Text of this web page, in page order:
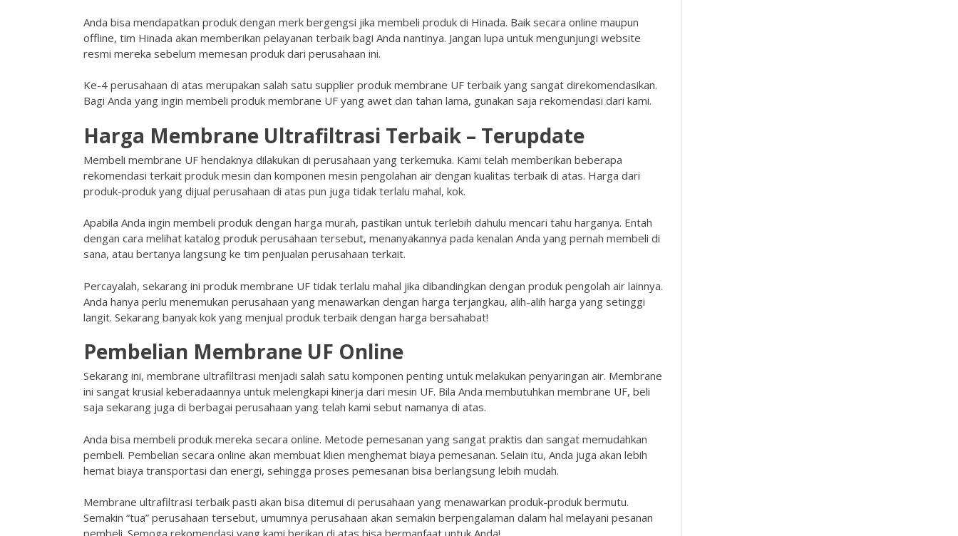
Anda bisa mendapatkan produk dengan merk bergengsi jika membeli produk di Hinada. Baik secara online maupun
offline, tim Hinada akan memberikan pelayanan terbaik bagi Anda nantinya. Jangan lupa untuk mengunjungi website
resmi mereka sebelum memesan produk dari perusahaan ini.
Ke-4 perusahaan di atas merupakan salah satu supplier produk membrane UF terbaik yang sangat direkomendasikan.
Bagi Anda yang ingin membeli produk membrane UF yang awet dan tahan lama, gunakan saja rekomendasi dari kami.
Harga Membrane Ultrafiltrasi Terbaik – Terupdate
Membeli membrane UF hendaknya dilakukan di perusahaan yang terkemuka. Kami telah memberikan beberapa
rekomendasi terkait produk mesin dan komponen mesin pengolahan air dengan kualitas terbaik di atas. Harga dari
produk-produk yang dijual perusahaan di atas pun juga tidak terlalu mahal, kok.
Apabila Anda ingin membeli produk dengan harga murah, pastikan untuk terlebih dahulu mencari tahu harganya. Entah
dengan cara melihat katalog produk perusahaan tersebut, menanyakannya pada kenalan Anda yang pernah membeli di
sana, atau bertanya langsung ke tim penjualan perusahaan terkait.
Percayalah, sekarang ini produk membrane UF tidak terlalu mahal jika dibandingkan dengan produk pengolah air lainnya.
Anda hanya perlu menemukan perusahaan yang menawarkan dengan harga terjangkau, alih-alih harga yang setinggi
langit. Sekarang banyak kok yang menjual produk terbaik dengan harga bersahabat!
Pembelian Membrane UF Online
Sekarang ini, membrane ultrafiltrasi menjadi salah satu komponen penting untuk melakukan penyaringan air. Membrane
ini sangat krusial keberadaannya untuk melengkapi kinerja dari mesin UF. Bila Anda membutuhkan membrane UF, beli
saja sekarang juga di berbagai perusahaan yang telah kami sebut namanya di atas.
Anda bisa membeli produk mereka secara online. Metode pemesanan yang sangat praktis dan sangat memudahkan
pembeli. Pembelian secara online akan membuat klien menghemat biaya pemesanan. Selain itu, Anda juga akan lebih
hemat biaya transportasi dan energi, sehingga proses pemesanan bisa berlangsung lebih mudah.
Membrane ultrafiltrasi terbaik pasti akan bisa ditemui di perusahaan yang menawarkan produk-produk bermutu.
Semakin “tua” perusahaan tersebut, umumnya perusahaan akan semakin berpengalaman dalam hal melayani pesanan